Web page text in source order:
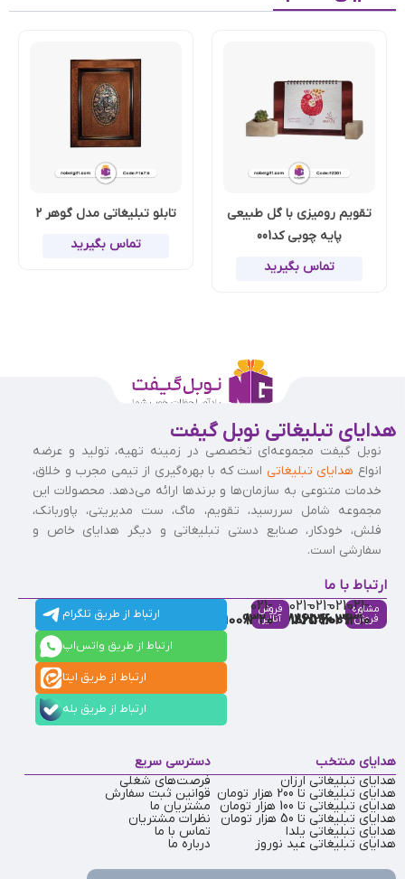
تقویم رومیزی با گل طبیعی
پایه چوبی کد001
تماس بگیرید
تابلو تبلیغاتی مدل گوهر 2
تماس بگیرید
هدایای تبلیغاتی نوبل گیفت
نوبل گیفت مجموعه‌ای تخصصی در زمینه تهیه، تولید و عرضه
انواع هدایای تبلیغاتی است که با بهره‌گیری از تیمی مجرب و خلاق،
خدمات متنوعی به سازمان‌ها و برندها ارائه می‌دهد. محصولات این
مجموعه شامل سررسید، تقویم، ماگ، ست مدیریتی، پاوربانک،
فلش، خودکار، صنایع دستی تبلیغاتی و دیگر هدایای خاص و
سفارشی است.
ارتباط با ما
مشاوره
فروش
021-
91009310
021-
86126036
021-
86126506
021-
88537803
فروش
آنلاین
021-
91009320
ارتباط از طریق تلگرام
ارتباط از طریق واتس‌اپ
ارتباط از طریق ایتا
ارتباط از طریق بله
هدایای منتخب
هدایای تبلیغاتی ارزان
هدایای تبلیغاتی تا 200 هزار تومان
هدایای تبلیغاتی تا 100 هزار تومان
هدایای تبلیغاتی تا 50 هزار تومان
هدایای تبلیغاتی یلدا
هدایای تبلیغاتی عید نوروز
دسترسی سریع
فرصت‌های شغلی
قوانین ثبت سفارش
مشتریان ما
نظرات مشتریان
تماس با ما
درباره ما